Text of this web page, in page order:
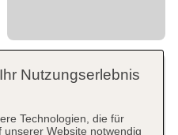
Nutzungserlebnis
Technologien, die für
Website notwendig